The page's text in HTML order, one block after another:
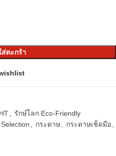
ตะกร้า
, รักษ์โลก Eco-Friendly
, กระดาษ, กระดาษเช็ดมือ,